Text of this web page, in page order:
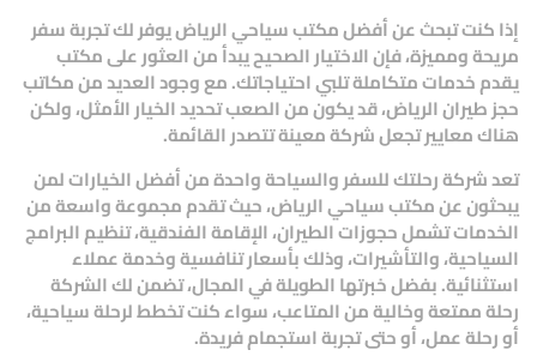
إذا كنت تبحث عنأفضل مكتب سياحي الرياضيوفر لك تجربة سفر
مريحة ومميزة، فإن الاختيار الصحيح يبدأ من العثور على مكتب
يقدم خدمات متكاملة تلبي احتياجاتك. مع وجود العديد منمكاتب
حجز طيران الرياض، قد يكون من الصعب تحديد الخيار الأمثل، ولكن
هناك معايير تجعل شركة معينة تتصدر القائمة.
تعدشركة رحلتك للسفر والسياحةواحدة من أفضل الخيارات لمن
يبحثون عنمكتب سياحي الرياض، حيث تقدم مجموعة واسعة من
الخدمات تشملحجوزات الطيران، الإقامة الفندقية، تنظيم البرامج
السياحية، والتأشيرات، وذلك بأسعار تنافسية وخدمة عملاء
استثنائية. بفضل خبرتها الطويلة في المجال، تضمن لك الشركة
رحلة ممتعة وخالية من المتاعب، سواء كنت تخطط لرحلة سياحية،
أو رحلة عمل، أو حتى تجربة استجمام فريدة.